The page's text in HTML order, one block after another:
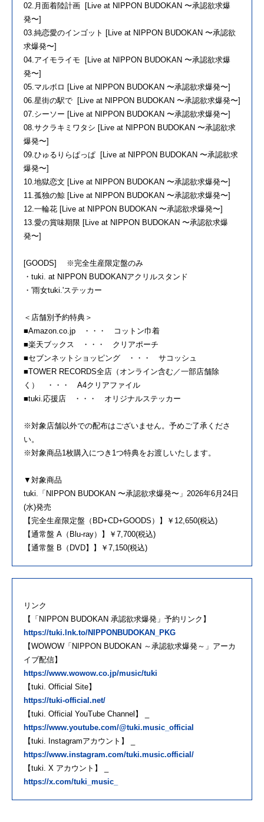
02.月面着陸計画 [Live at NIPPON BUDOKAN 〜承認欲求爆
発〜]
03.純恋愛のインゴット [Live at NIPPON BUDOKAN 〜承認欲
求爆発〜]
04.アイモライモ [Live at NIPPON BUDOKAN 〜承認欲求爆
発〜]
05.マルボロ [Live at NIPPON BUDOKAN 〜承認欲求爆発〜]
06.星街の駅で [Live at NIPPON BUDOKAN 〜承認欲求爆発〜]
07.シーソー [Live at NIPPON BUDOKAN 〜承認欲求爆発〜]
08.サクラキミワタシ [Live at NIPPON BUDOKAN 〜承認欲求
爆発〜]
09.ひゅるりらぱっぱ [Live at NIPPON BUDOKAN 〜承認欲求
爆発〜]
10.地獄恋文 [Live at NIPPON BUDOKAN 〜承認欲求爆発〜]
11.孤独の鯨 [Live at NIPPON BUDOKAN 〜承認欲求爆発〜]
12.一輪花 [Live at NIPPON BUDOKAN 〜承認欲求爆発〜]
13.愛の賞味期限 [Live at NIPPON BUDOKAN 〜承認欲求爆
発〜]
[GOODS] ※完全生産限定盤のみ
・tuki. at NIPPON BUDOKANアクリルスタンド
・'雨女tuki.'ステッカー
＜店舗別予約特典＞
■Amazon.co.jp ・・・ コットン巾着
■楽天ブックス ・・・ クリアポーチ
■セブンネットショッピング ・・・ サコッシュ
■TOWER RECORDS全店（オンライン含む／一部店舗除
く） ・・・ A4クリアファイル
■tuki.応援店 ・・・ オリジナルステッカー
※対象店舗以外での配布はございません。予めご了承くださ
い。
※対象商品1枚購入につき1つ特典をお渡しいたします。
▼対象商品
tuki.「NIPPON BUDOKAN 〜承認欲求爆発〜」2026年6月24日
(水)発売
【完全生産限定盤（BD+CD+GOODS）】￥12,650(税込)
【通常盤 A（Blu-ray）】￥7,700(税込)
【通常盤 B（DVD】】￥7,150(税込)
リンク
【「NIPPON BUDOKAN 承認欲求爆発」予約リンク】
https://tuki.lnk.to/NIPPONBUDOKAN_PKG
【WOWOW「NIPPON BUDOKAN ～承認欲求爆発～」アーカ
イブ配信】
https://www.wowow.co.jp/music/tuki
【tuki. Official Site】
https://tuki-official.net/
【tuki. Official YouTube Channel】 _
https://www.youtube.com/@tuki.music_official
【tuki. Instagramアカウント】 _
https://www.instagram.com/tuki.music.official/
【tuki. X アカウント】 _
https://x.com/tuki_music_